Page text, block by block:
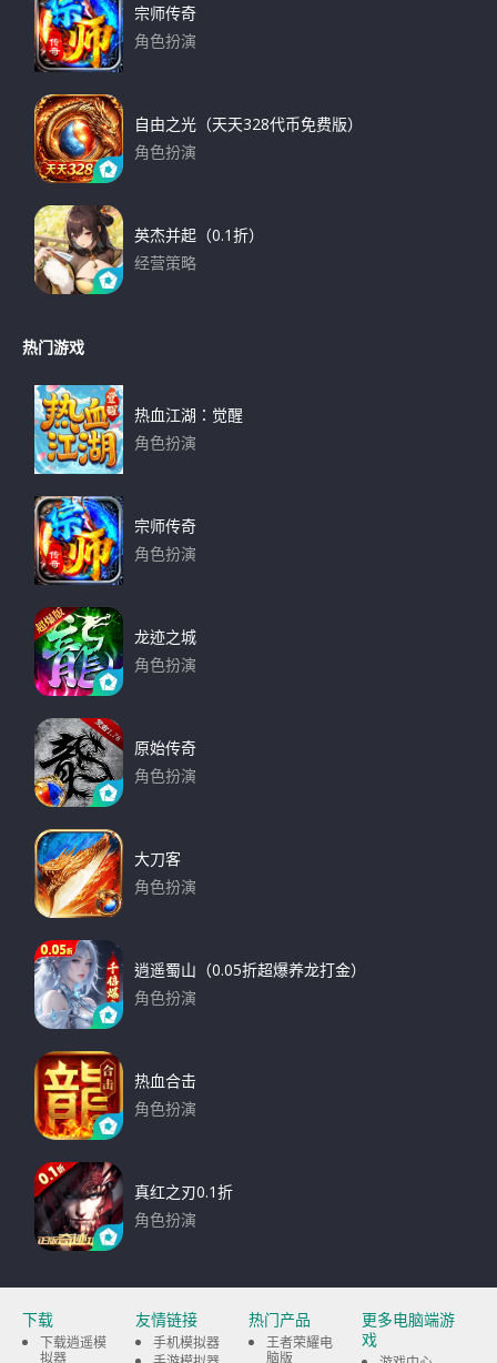
宗师传奇
角色扮演
自由之光（天天328代币免费版）
角色扮演
英杰并起（0.1折）
经营策略
热门游戏
热血江湖：觉醒
角色扮演
宗师传奇
角色扮演
龙迹之城
角色扮演
原始传奇
角色扮演
大刀客
角色扮演
逍遥蜀山（0.05折超爆养龙打金）
角色扮演
热血合击
角色扮演
真红之刃0.1折
角色扮演
下载
下载逍遥模
拟器
友情链接
手机模拟器
热门产品
王者荣耀电
脑版
更多电脑端游
戏